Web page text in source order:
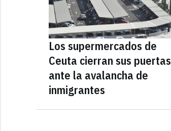
Los supermercados de
Ceuta cierran sus puertas
ante la avalancha de
inmigrantes